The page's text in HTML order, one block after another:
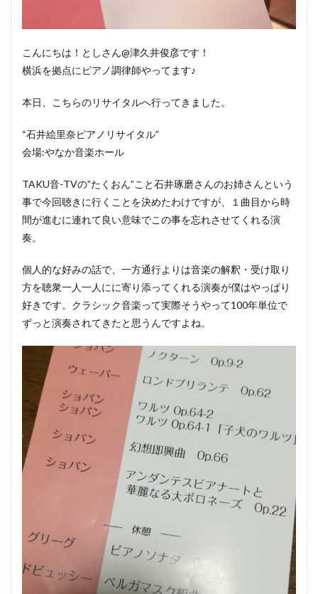
こんにちは！としさん@津久井俊彦です！
横浜を拠点にピアノ調律師やってます♪
本日、こちらのリサイタルへ行ってきました。
“石井絵里奈ピアノリサイタル”
会場:やなか音楽ホール
TAKU音-TVの”たくおん”こと石井琢磨さんのお姉さんという
事で今回聴きに行くことを決めたわけですが、１曲目から時
間が進むに連れて良い意味でこの事を忘れさせてくれる演
奏。
個人的な好みの話で、一方通行よりは音楽の解釈・受け取り
方を聴衆一人一人にに寄り添ってくれる演奏が僕はやっぱり
好きです。クラシック音楽って実際そうやって100年単位で
ずっと演奏されてきたと思うんですよね。